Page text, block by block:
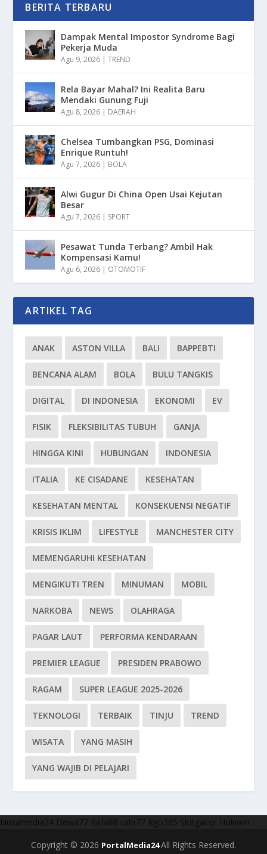
BERITA TERBARU
Dampak Mental Impostor Syndrome Bagi
Pekerja Muda
Agu 9, 2026 |TREND
Rela Bayar Mahal? Ini Realita Baru
Mendaki Gunung Fuji
Agu 8, 2026 | DAERAH
Chelsea Tumbangkan PSG, Dominasi
Enrique Runtuh!
Agu 7, 2026 | BOLA
Alwi Gugur Di China Open Usai Kejutan
Besar
Agu 7, 2026 | SPORT
Pesawat Tunda Terbang? Ambil Hak
Kompensasi Kamu!
Agu 6, 2026 | OTOMOTIF
ARTIKEL TAG
ANAK ASTON VILLA BALI BAPPEBTI
BENCANA ALAM BOLA BULU TANGKIS
DIGITAL DI INDONESIA EKONOMI EV
FISIK FLEKSIBILITAS TUBUH GANJA
HINGGA KINI HUBUNGAN INDONESIA
ITALIA KE CISADANE KESEHATAN
KESEHATAN MENTAL KONSEKUENSI NEGATIF
KRISIS IKLIM LIFESTYLE MANCHESTER CITY
MEMENGARUHI KESEHATAN
MENGIKUTI TREN MINUMAN MOBIL
NARKOBA NEWS OLAHRAGA
PAGAR LAUT PERFORMA KENDARAAN
PREMIER LEAGUE PRESIDEN PRABOWO
RAGAM SUPER LEAGUE 2025-2026
TEKNOLOGI TERBAIK TINJU TREND
WISATA YANG MASIH
YANG WAJIB DI PELAJARI
Nusamedia24 Dewa77 Rafa88 rafa77 Rgo365 Slotgacor Hokiwin
Copyright © 2026 PortalMedia24All Rights Reserved.